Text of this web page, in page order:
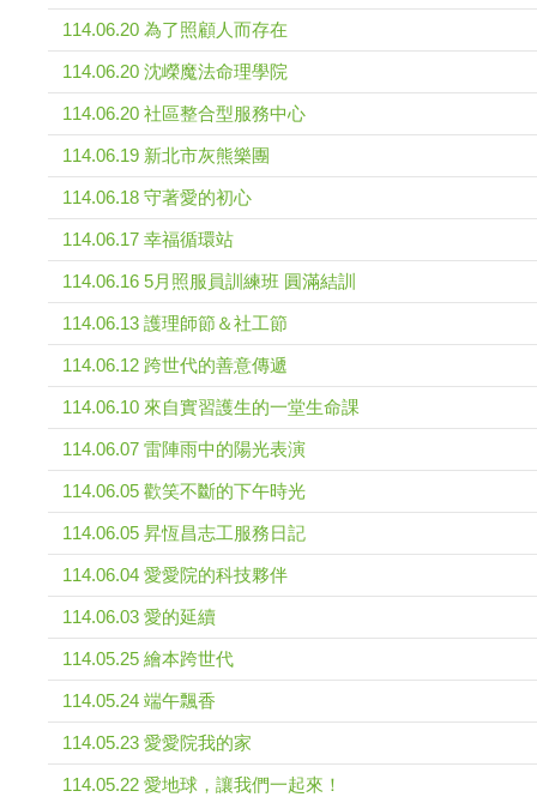
114.06.20 為了照顧人而存在
114.06.20 沈嶸魔法命理學院
114.06.20 社區整合型服務中心
114.06.19 新北市灰熊樂團
114.06.18 守著愛的初心
114.06.17 幸福循環站
114.06.16 5月照服員訓練班 圓滿結訓
114.06.13 護理師節＆社工節
114.06.12 跨世代的善意傳遞
114.06.10 來自實習護生的一堂生命課
114.06.07 雷陣雨中的陽光表演
114.06.05 歡笑不斷的下午時光
114.06.05 昇恆昌志工服務日記
114.06.04 愛愛院的科技夥伴
114.06.03 愛的延續
114.05.25 繪本跨世代
114.05.24 端午飄香
114.05.23 愛愛院我的家
114.05.22 愛地球，讓我們一起來！